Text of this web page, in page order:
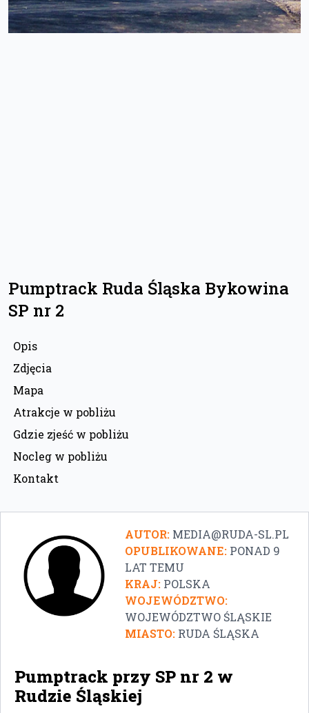
Pumptrack Ruda Śląska Bykowina
SP nr 2
Opis
Zdjęcia
Mapa
Atrakcje w pobliżu
Gdzie zjeść w pobliżu
Nocleg w pobliżu
Kontakt
AUTOR: MEDIA@RUDA-SL.PL
OPUBLIKOWANE: PONAD 9
LAT TEMU
KRAJ: POLSKA
WOJEWÓDZTWO:
WOJEWÓDZTWO ŚLĄSKIE
MIASTO: RUDA ŚLĄSKA
Pumptrack przy SP nr 2 w
Rudzie Śląskiej